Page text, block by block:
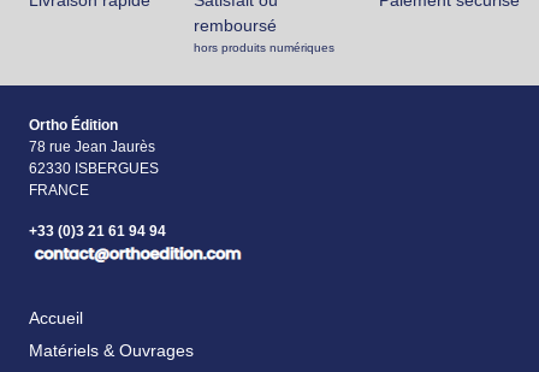
remboursé
hors produits numériques
Ortho Édition
78 rue Jean Jaurès
62330 ISBERGUES
FRANCE
+33 (0)3 21 61 94 94
Accueil
Matériels & Ouvrages